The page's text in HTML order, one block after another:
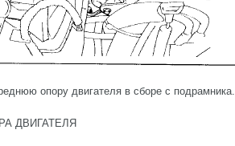
опору двигателя в сборе с подрамника.
ДВИГАТЕЛЯ